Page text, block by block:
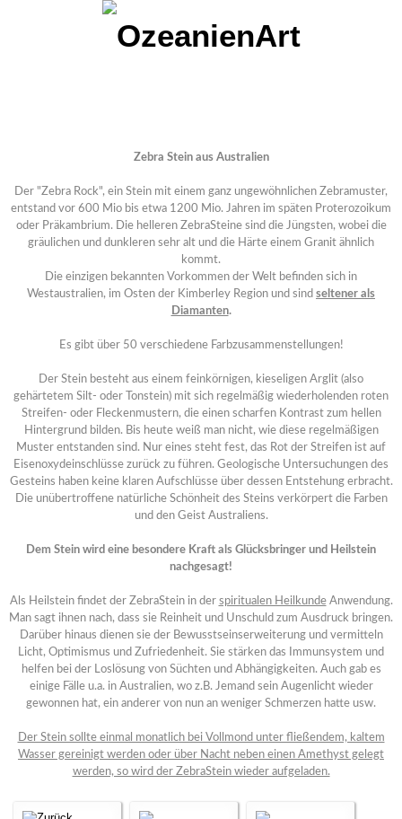
Zebra Stein aus Australien
Der "Zebra Rock", ein Stein mit einem ganz ungewöhnlichen Zebramuster,
entstand vor 600 Mio bis etwa 1200 Mio. Jahren im späten Proterozoikum
oder Präkambrium. Die helleren ZebraSteine sind die Jüngsten, wobei die
gräulichen und dunkleren sehr alt und die Härte einem Granit ähnlich
kommt.
Die einzigen bekannten Vorkommen der Welt befinden sich in
Westaustralien, im Osten der Kimberley Region und sind seltener als
Diamanten.
Es gibt über 50 verschiedene Farbzusammenstellungen!
Der Stein besteht aus einem feinkörnigen, kieseligen Arglit (also
gehärtetem Silt- oder Tonstein) mit sich regelmäßig wiederholenden roten
Streifen- oder Fleckenmustern, die einen scharfen Kontrast zum hellen
Hintergrund bilden. Bis heute weiß man nicht, wie diese regelmäßigen
Muster entstanden sind. Nur eines steht fest, das Rot der Streifen ist auf
Eisenoxydeinschlüsse zurück zu führen. Geologische Untersuchungen des
Gesteins haben keine klaren Aufschlüsse über dessen Entstehung erbracht.
Die unübertroffene natürliche Schönheit des Steins verkörpert die Farben
und den Geist Australiens.
Dem Stein wird eine besondere Kraft als Glücksbringer und Heilstein
nachgesagt!
Als Heilstein findet der ZebraStein in der spiritualen HeilkundeAnwendung.
Man sagt ihnen nach, dass sie Reinheit und Unschuld zum Ausdruck bringen.
Darüber hinaus dienen sie der Bewusstseinserweiterung und vermitteln
Licht, Optimismus und Zufriedenheit. Sie stärken das Immunsystem und
helfen bei der Loslösung von Süchten und Abhängigkeiten. Auch gab es
einige Fälle u.a. in Australien, wo z.B. Jemand sein Augenlicht wieder
gewonnen hat, ein anderer von nun an weniger Schmerzen hatte usw.
Der Stein sollte einmal monatlich bei Vollmond unter fließendem, kaltem
Wasser gereinigt werden oder über Nacht neben einen Amethyst gelegt
werden, so wird der ZebraStein wieder aufgeladen.